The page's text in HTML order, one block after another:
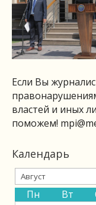
Если Вы
властей и иных
поможем!
Календарь
Пн Вт